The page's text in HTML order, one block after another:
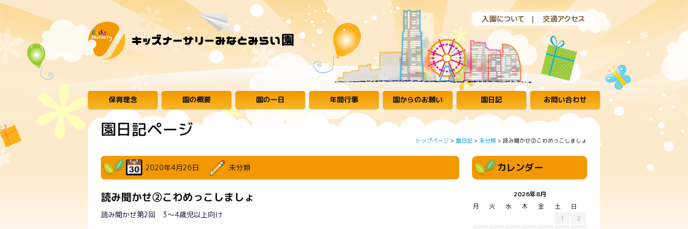
保育理念 園の概要 園の一日 年間行事 園からのお願い 園日記 お問い合わせ
園日記ページ
トップページ > 園日記 > 未分類 > 読み聞かせ②こわめっこしましょ
2020年4月26日 未分類
読み聞かせ②こわめっこしましょ
読み聞かせ第2回 3～4歳児以上向け
カレンダー
2026年8月
月
火 水 木 金 土
日
1
2